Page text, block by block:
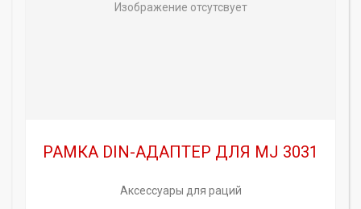
Изображение отсутсвует
РАМКА DIN-АДАПТЕР ДЛЯ MJ 3031
Аксессуары для раций